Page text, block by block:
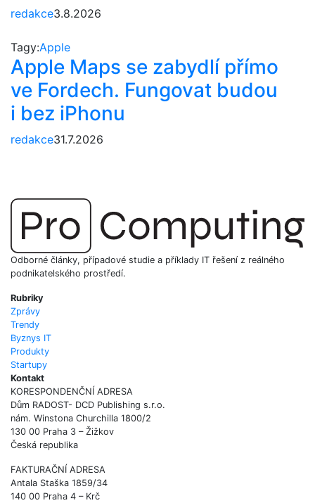
redakce3.8.2026
Tagy:Apple
Apple Maps se zabydlí přímo
ve Fordech. Fungovat budou
i bez iPhonu
redakce31.7.2026
Odborné články, případové studie a příklady IT řešení z reálného
podnikatelského prostředí.
Rubriky
Zprávy
Trendy
Byznys IT
Produkty
Startupy
Kontakt
KORESPONDENČNÍ ADRESA
Dům RADOST- DCD Publishing s.r.o.
nám. Winstona Churchilla 1800/2
130 00 Praha 3 – Žižkov
Česká republika
FAKTURAČNÍ ADRESA
Antala Staška 1859/34
140 00 Praha 4 – Krč